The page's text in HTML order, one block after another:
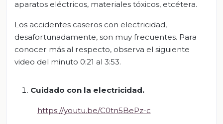
aparatos eléctricos, materiales tóxicos, etcétera.
Los accidentes caseros con electricidad,
desafortunadamente, son muy frecuentes. Para
conocer más al respecto, observa el siguiente
video del minuto 0:21 al 3:53.
Cuidado con la electricidad.
https://youtu.be/C0tn5BePz-c